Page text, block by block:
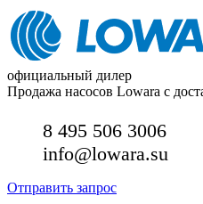
официальный дилер
Продажа насосов Lowara с
8 495 506 3006
info@lowara.su
Отправить запрос